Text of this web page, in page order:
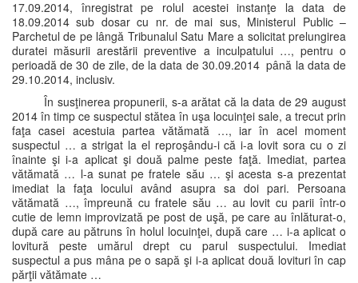
17.09.2014, înregistrat pe rolul acestei instanţe la data de
18.09.2014 sub dosar cu nr. de mai sus, Ministerul Public –
Parchetul de pe lângă Tribunalul Satu Mare a solicitat prelungirea
duratei măsurii arestării preventive a inculpatului …, pentru o
perioadă de 30 de zile, de la data de 30.09.2014 până la data de
29.10.2014, inclusiv.
În susţinerea propunerii, s-a arătat că la data de 29 august
2014 în timp ce suspectul stătea în uşa locuinţei sale, a trecut prin
faţa casei acestuia partea vătămată …, iar în acel moment
suspectul … a strigat la el reproşându-i că i-a lovit sora cu o zi
înainte şi i-a aplicat şi două palme peste faţă. Imediat, partea
vătămată … l-a sunat pe fratele său … şi acesta s-a prezentat
imediat la faţa locului având asupra sa doi pari. Persoana
vătămată …, împreună cu fratele său … au lovit cu parii într-o
cutie de lemn improvizată pe post de uşă, pe care au înlăturat-o,
după care au pătruns în holul locuinţei, după care … i-a aplicat o
lovitură peste umărul drept cu parul suspectului. Imediat
suspectul a pus mâna pe o sapă şi i-a aplicat două lovituri în cap
părţii vătămate …